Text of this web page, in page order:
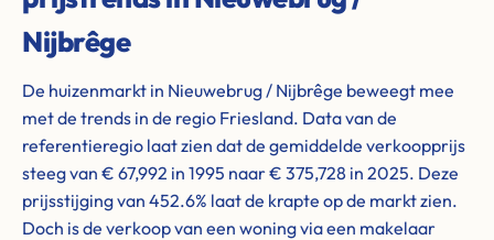
Nijbrêge
De huizenmarkt in Nieuwebrug / Nijbrêge beweegt mee
met de trends in de regio Friesland. Data van de
referentieregio laat zien dat de gemiddelde verkoopprijs
steeg van € 67,992 in 1995 naar € 375,728 in 2025. Deze
prijsstijging van 452.6% laat de krapte op de markt zien.
Doch is de verkoop van een woning via een makelaar